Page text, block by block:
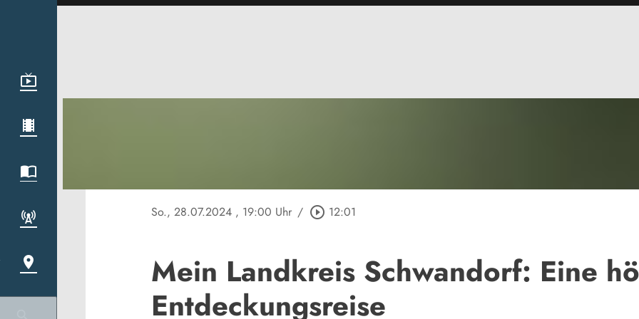
So., 28.07.2024 , 19:00 Uhr / play_circle_outline 12:01
Mein Landkreis Schwandorf: Eine
Entdeckungsreise